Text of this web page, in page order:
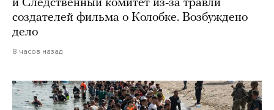
и Следственный комитет из-за травли
создателей фильма о Колобке. Возбуждено
дело
8 часов назад